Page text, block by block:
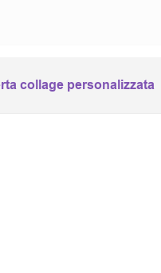
collage personalizzata